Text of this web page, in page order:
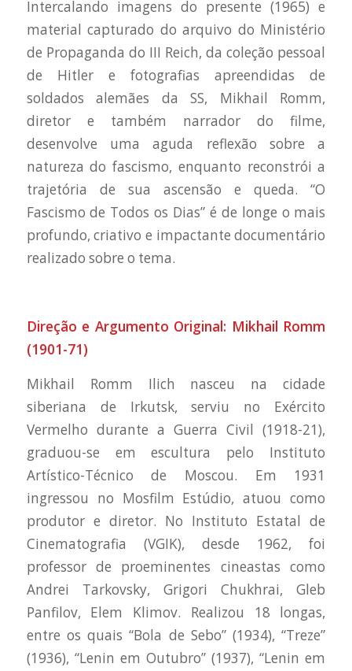
Intercalando imagens do presente (1965) e
material capturado do arquivo do Ministério
de Propaganda do III Reich, da coleção pessoal
de Hitler e fotografias apreendidas de
soldados alemães da SS, Mikhail Romm,
diretor e também narrador do filme,
desenvolve uma aguda reflexão sobre a
natureza do fascismo, enquanto reconstrói a
trajetória de sua ascensão e queda. “O
Fascismo de Todos os Dias” é de longe o mais
profundo, criativo e impactante documentário
realizado sobre o tema.
Direção e Argumento Original: Mikhail Romm
(1901-71)
Mikhail Romm Ilich nasceu na cidade
siberiana de Irkutsk, serviu no Exército
Vermelho durante a Guerra Civil (1918-21),
graduou-se em escultura pelo Instituto
Artístico-Técnico de Moscou. Em 1931
ingressou no Mosfilm Estúdio, atuou como
produtor e diretor. No Instituto Estatal de
Cinematografia (VGIK), desde 1962, foi
professor de proeminentes cineastas como
Andrei Tarkovsky, Grigori Chukhrai, Gleb
Panfilov, Elem Klimov. Realizou 18 longas,
entre os quais “Bola de Sebo” (1934), “Treze”
(1936), “Lenin em Outubro” (1937), “Lenin em